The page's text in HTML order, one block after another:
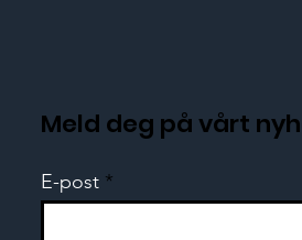
Meld deg på vårt
E-post